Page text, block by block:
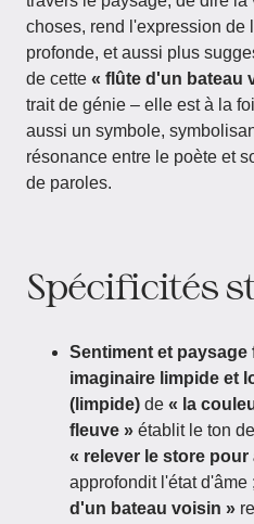
choses, rend l'expression de
profonde, et aussi plus
de cette « flûte d'un bateau
trait de génie – elle est à la
aussi un symbole,
résonance entre le poète et
de paroles.
Spécificités
Sentiment et paysage
imaginaire limpide et
(limpide) de « la
fleuve » établit le ton
« relever le store pour
approfondit l'état d'âme
d'un bateau voisin »